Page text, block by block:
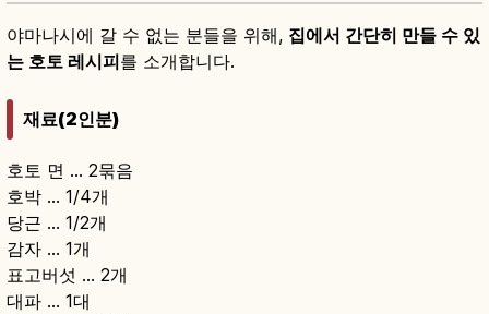
야마나시에 갈 수 없는 분들을 위해, 집에서 간단히 만들 수 있
는 호토 레시피를 소개합니다.
재료(2인분)
호토 면 … 2묶음
호박 … 1/4개
당근 … 1/2개
감자 … 1개
표고버섯 … 2개
대파 … 1대